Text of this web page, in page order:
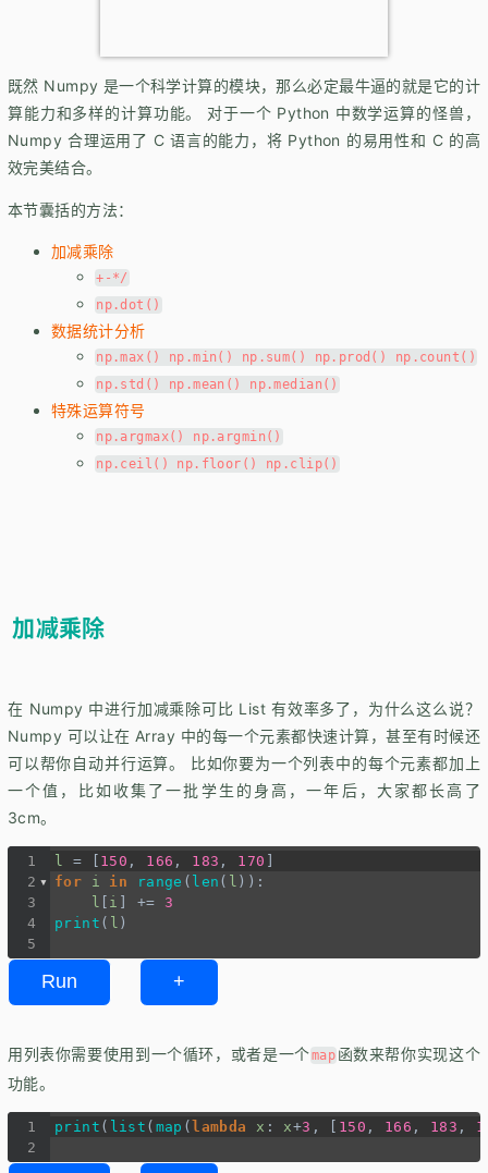
既然 Numpy 是一个科学计算的模块，那么必定最牛逼的就是它的计
算能力和多样的计算功能。 对于一个 Python 中数学运算的怪兽，
Numpy 合理运用了 C 语言的能力，将 Python 的易用性和 C 的高
效完美结合。
本节囊括的方法：
加减乘除
+-*/
np.dot()
数据统计分析
np.max() np.min() np.sum() np.prod() np.count()
np.std() np.mean() np.median()
特殊运算符号
np.argmax() np.argmin()
np.ceil() np.floor() np.clip()
加减乘除
在 Numpy 中进行加减乘除可比 List 有效率多了，为什么这么说？
Numpy 可以让在 Array 中的每一个元素都快速计算，甚至有时候还
可以帮你自动并行运算。 比如你要为一个列表中的每个元素都加上
一个值，比如收集了一批学生的身高，一年后，大家都长高了
3cm。
1 l = 150 , 166 , 183 , 170
2
for i in range ( len ( l )):
3
l i +=
3
4
print ( l )
5
Run +
用列表你需要使用到一个循环，或者是一个map 函数来帮你实现这个
功能。
1 print ( list ( map ( lambda x : x+3 , [ 150 , 166 , 183 ,
2